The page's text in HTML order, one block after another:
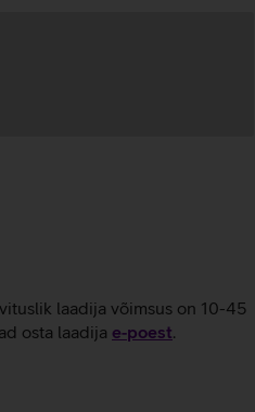
laadija võimsus on 10-45
osta laadija e‑poest.